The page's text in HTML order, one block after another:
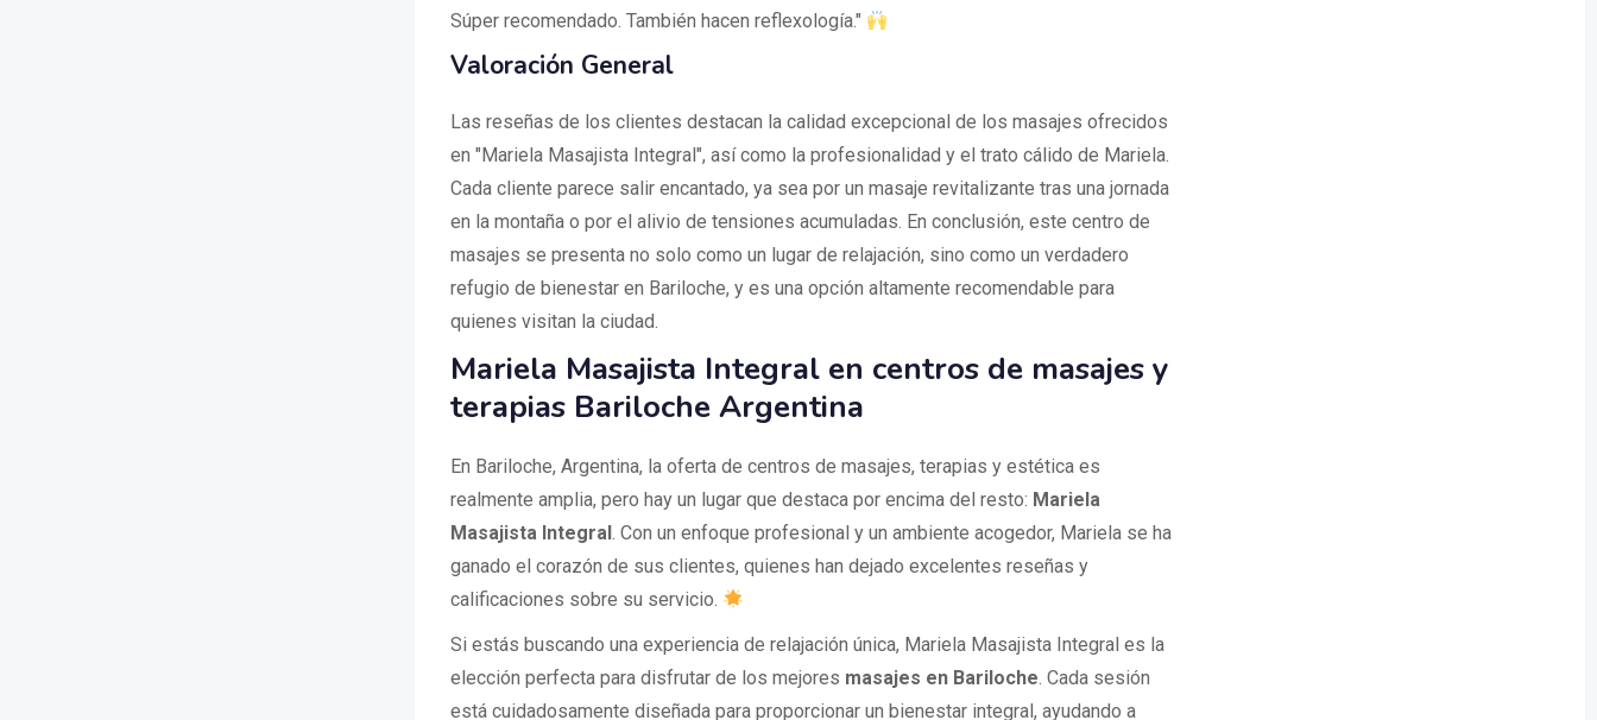
Súper recomendado. También hacen reflexología."
Valoración General
Las reseñas de los clientes destacan la calidad excepcional de los masajes ofrecidos
en "Mariela Masajista Integral", así como la profesionalidad y el trato cálido de Mariela.
Cada cliente parece salir encantado, ya sea por un masaje revitalizante tras una jornada
en la montaña o por el alivio de tensiones acumuladas. En conclusión, este centro de
masajes se presenta no solo como un lugar de relajación, sino como un verdadero
refugio de bienestar en Bariloche, y es una opción altamente recomendable para
quienes visitan la ciudad.
Mariela Masajista Integral en centros de masajes y
terapias Bariloche Argentina
En Bariloche, Argentina, la oferta de centros de masajes, terapias y estética es
realmente amplia, pero hay un lugar que destaca por encima del resto: Mariela
Masajista Integral. Con un enfoque profesional y un ambiente acogedor, Mariela se ha
ganado el corazón de sus clientes, quienes han dejado excelentes reseñas y
calificaciones sobre su servicio.
Si estás buscando una experiencia de relajación única, Mariela Masajista Integral es la
elección perfecta para disfrutar de los mejores masajes en Bariloche. Cada sesión
está cuidadosamente diseñada para proporcionar un bienestar integral, ayudando a